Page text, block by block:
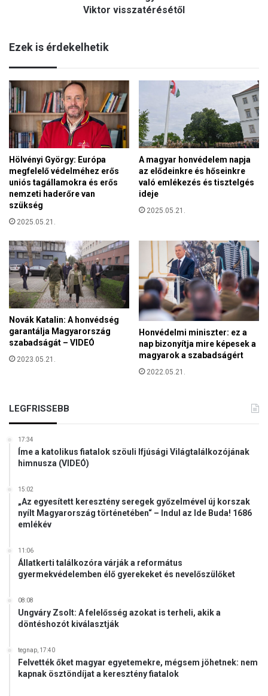
i
k
i
v
é
r
t
ú
k
t
ö
t
é
n
e
t
e
z
i
n
t
a
g
y
a
r
P
é
t
r
f
é
l
O
r
b
á
V
o
r
v
z
Viktor visszatérésétől
Ezek is érdekelhetik
Hölvényi György: Európa
megfelelő védelméhez erős
uniós tagállamokra és erős
nemzeti haderőre van
szükség
2025.05.21.
A magyar honvédelem napja
az elődeinkre és hőseinkre
való emlékezés és tisztelgés
ideje
2025.05.21.
Novák Katalin: A honvédség
garantálja Magyarország
szabadságát – VIDEÓ
2023.05.21.
Honvédelmi miniszter: ez a
nap bizonyítja mire képesek a
magyarok a szabadságért
2022.05.21.
LEGFRISSEBB
17:34
Íme a katolikus fiatalok szöuli Ifjúsági Világtalálkozójának
himnusza (VIDEÓ)
15:02
„Az egyesített keresztény seregek győzelmével új korszak
nyílt Magyarország történetében“ – Indul az Ide Buda! 1686
emlékév
11:06
Állatkerti találkozóra várják a református
gyermekvédelemben élő gyerekeket és nevelőszülőket
08:08
Ungváry Zsolt: A felelősség azokat is terheli, akik a
döntéshozót kiválasztják
tegnap, 17:40
Felvették őket magyar egyetemekre, mégsem jöhetnek: nem
kapnak ösztöndíjat a keresztény fiatalok